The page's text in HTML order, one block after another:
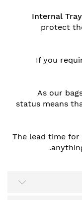
Internal Tray
protect
If you
As our
status means
The lead time for